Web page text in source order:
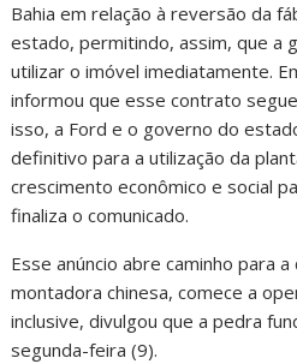
Bahia em relação à reversão da
estado, permitindo, assim, que a
utilizar o imóvel imediatamente.
informou que esse contrato
isso, a Ford e o governo do
definitivo para a utilização da
crescimento econômico e social
finaliza o comunicado.
Esse anúncio abre caminho para a
montadora chinesa, comece a
inclusive, divulgou que a pedra
segunda-feira (9).